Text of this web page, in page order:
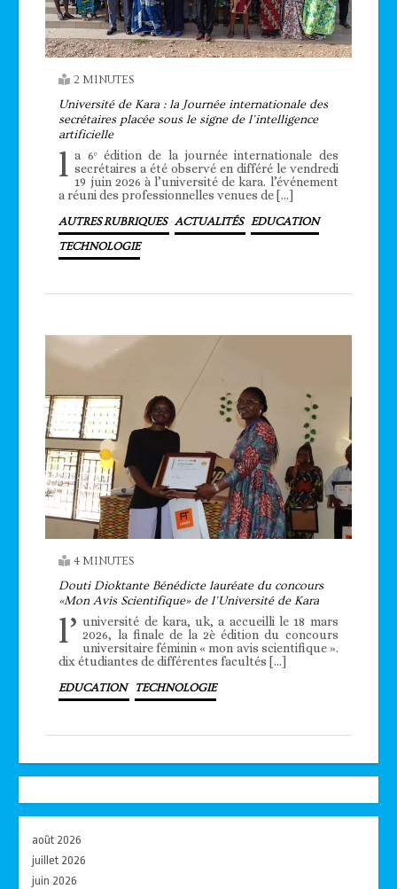
2 MINUTES
Université de Kara : la Journée internationale des
secrétaires placée sous le signe de l’intelligence
artificielle
l a 6ᵉ édition de la journée internationale des
secrétaires a été observé en différé le vendredi
19 juin 2026 à l’université de kara. l’événement
a réuni des professionnelles venues de […]
AUTRES RUBRIQUES ACTUALITÉS EDUCATION
TECHNOLOGIE
4 MINUTES
Douti Dioktante Bénédicte lauréate du concours
«Mon Avis Scientifique» de l’Université de Kara
l’ université de kara, uk, a accueilli le 18 mars
2026, la finale de la 2è édition du concours
universitaire féminin « mon avis scientifique ».
dix étudiantes de différentes facultés […]
EDUCATION TECHNOLOGIE
août 2026
juillet 2026
juin 2026